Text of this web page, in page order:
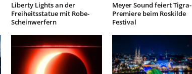
Liberty Lights an der
Freiheitsstatue mit Robe-
Scheinwerfern
Meyer Sound feiert Tigra-
Premiere beim Roskilde
Festival